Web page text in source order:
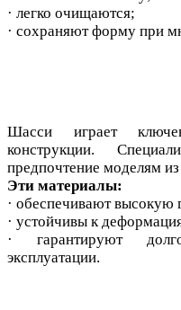
· легко очищаются;
· сохраняют форму при
Шасси играет
конструкции.
предпочтение моделям
Эти материалы:
· обеспечивают высокую
· устойчивы к
· гарантируют
эксплуатации.